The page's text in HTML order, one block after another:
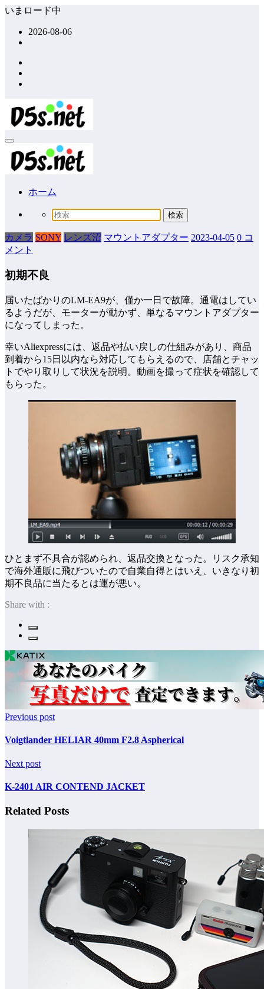
コ
ッ
プ
いまロード中
2026-08-06
ホーム
カメラ SONY レンズ沼 マウントアダプター 2023-04-05 0 コ
メント
初期不良
届いたばかりのLM-EA9が、僅か一日で故障。通電はしてい
るようだが、モーターが動かず、単なるマウントアダプター
になってしまった。
幸いAliexpressには、返品や払い戻しの仕組みがあり、商品
到着から15日以内なら対応してもらえるので、店舗とチャッ
トでやり取りして状況を説明。動画を撮って症状を確認して
もらった。
ひとまず不具合が認められ、返品交換となった。リスク承知
で海外通販に飛びついたので自業自得とはいえ、いきなり初
期不良品に当たるとは運が悪い。
Share with :
Previous post
Voigtlander HELIAR 40mm F2.8 Aspherical
Next post
K-2401 AIR CONTEND JACKET
Related Posts